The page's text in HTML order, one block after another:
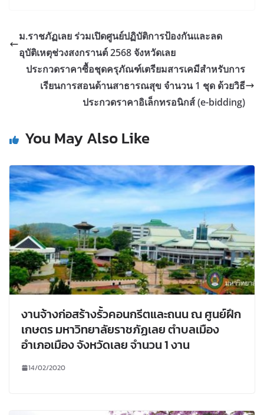
ม.ราชภัฏเลย ร่วมเปิดศูนย์ปฏิบัติการป้องกันและลด
อุบัติเหตุช่วงสงกรานต์ 2568 จังหวัดเลย
ประกวดราคาซื้อชุดครุภัณฑ์เตรียมสารเคมีสำหรับการ
เรียนการสอนด้านสาธารณสุข จำนวน 1 ชุด ด้วยวิธี
ประกวดราคาอิเล็กทรอนิกส์ (e-bidding)
You May Also Like
งานจ้างก่อสร้างรั้วคอนกรีตและถนน ณ ศูนย์ฝึก
เกษตร มหาวิทยาลัยราชภัฏเลย ตำบลเมือง
อำเภอเมือง จังหวัดเลย จำนวน 1 งาน
14/02/2020